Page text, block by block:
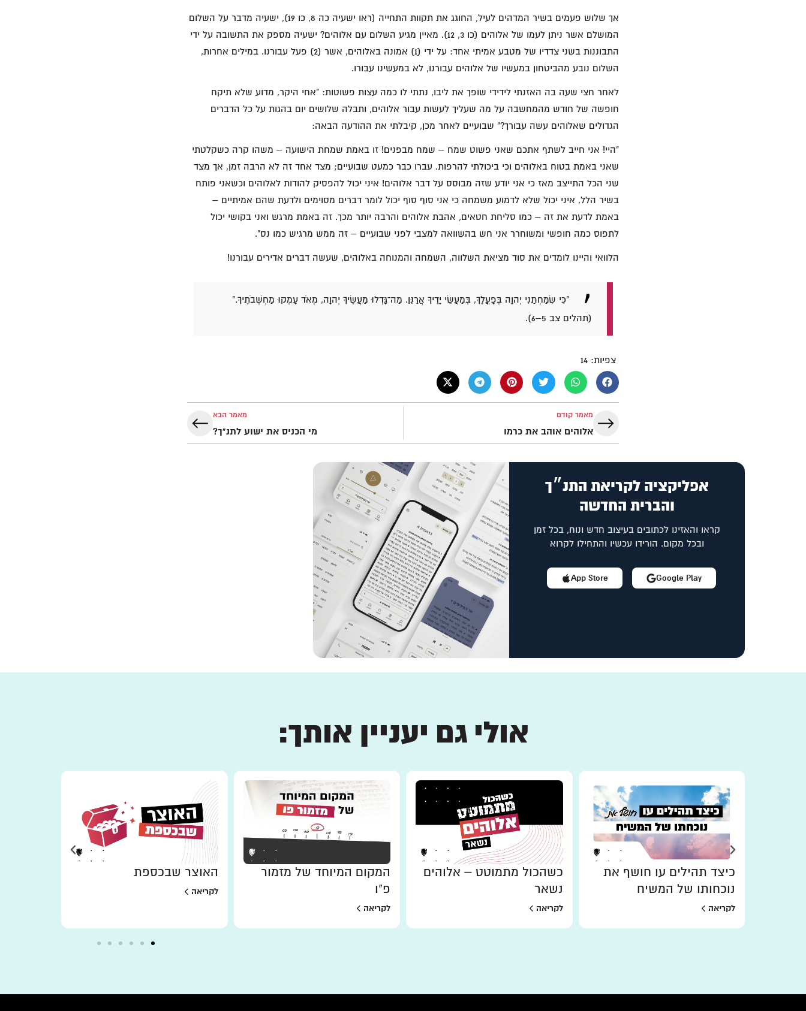
אך שלוש פעמים בשיר המדהים לעיל, החוגג את תקוות התחייה (ראו ישעיה כה 8, כו 19), ישעיה מדבר על השלום
המושלם אשר ניתן לעמו של אלוהים (כו 3, 12). מאיין מגיע השלום עם אלוהים? ישעיה מספק את התשובה על ידי
התבוננות בשני צדדיו של מטבע אמיתי אחד: על ידי (1) אמונה באלוהים, אשר (2) פעל עבורנו. במילים אחרות,
השלום נובע מהביטחון במעשיו של אלוהים עבורנו, לא במעשינו עבורו.
לאחר חצי שעה בה האזנתי לידידי שופך את ליבו, נתתי לו כמה עצות פשוטות: "אחי היקר, מדוע שלא תיקח
חופשה של חודש מהמחשבה על מה שעליך לעשות עבור אלוהים, ותבלה שלושים יום בהגות על כל הדברים
הגדולים שאלוהים עשה עבורך?" שבועיים לאחר מכן, קיבלתי את ההודעה הבאה:
"היי! אני חייב לשתף אתכם שאני פשוט שמח – שמח מבפנים! זו באמת שמחת הישועה – משהו קרה כשקלטתי
שאני באמת בטוח באלוהים וכי ביכולתי להרפות. עברו כבר כמעט שבועיים; מצד אחד זה לא הרבה זמן, אך מצד
שני הכל התייצב מאז כי אני יודע שזה מבוסס על דבר אלוהים! איני יכול להפסיק להודות לאלוהים וכשאני פותח
בשיר הלל, איני יכול שלא לדמוע משמחה כי אני סוף סוף יכול לומר דברים מסוימים ולדעת שהם אמיתיים –
באמת לדעת את זה – כמו סליחת חטאים, אהבת אלוהים והרבה יותר מכך. זה באמת מרגש ואני בקושי יכול
לתפוס כמה חופשי ומשוחרר אני חש בהשוואה למצבי לפני שבועיים – זה ממש מרגיש כמו נס".
הלוואי והיינו לומדים את סוד מציאת השלווה, השמחה והמנוחה באלוהים, שעשה דברים אדירים עבורנו!
"כִּי שִׂמַּחְתַּנִי יְהוָה בְּפָעֳלֶךָ, בְּמַעֲשֵׂי יָדֶיךָ אֲרַנֵּן. מַה־גָּדְלוּ מַעֲשֶׂיךָ יְהוָה, מְאֹד עָמְקוּ מַחְשְׁבֹתֶיךָ."
(תהלים צב 5–6).
צפיות: 14
מאמר קודם
אלוהים אוהב את כרמו
מאמר הבא
מי הכניס את ישוע לתנ"ך?
אפליקציה לקריאת התנ״ך
והברית החדשה
קראו והאזינו לכתובים בעיצוב חדש ונוח, בכל זמן
ובכל מקום. הורידו עכשיו והתחילו לקרוא
App Store Google Play
אולי גם יעניין אותך:
כיצד תהילים עו חושף את
נוכחותו של המשיח
לקריאה
כשהכול מתמוטט – אלוהים
נשאר
לקריאה
המקום המיוחד של מזמור
פ"ו
לקריאה
האוצר שבכספת
לקריאה